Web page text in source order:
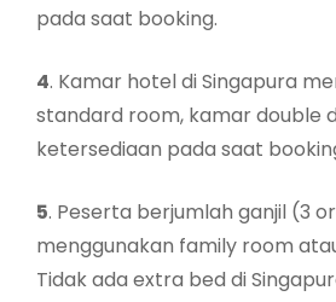
pada saat booking.
4. Kamar hotel di Singapura
standard room, kamar double
ketersediaan pada saat
5. Peserta berjumlah ganjil (3
menggunakan family room
Tidak ada extra bed di